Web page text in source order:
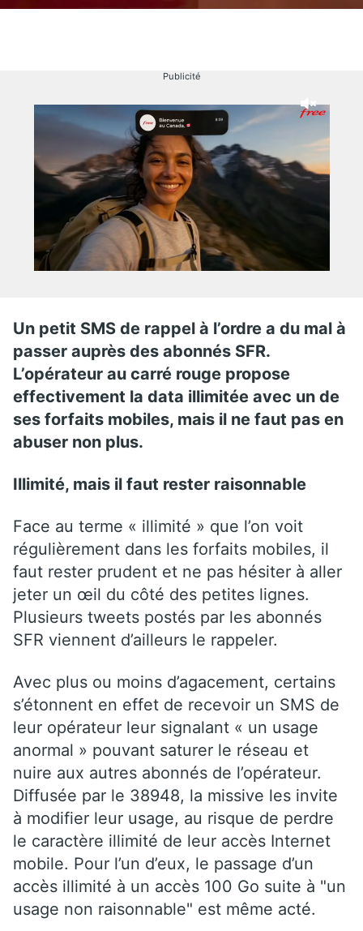
Publicité
Un petit SMS de rappel à l’ordre a du mal à
passer auprès des abonnés SFR.
L’opérateur au carré rouge propose
effectivement la data illimitée avec un de
ses forfaits mobiles, mais il ne faut pas en
abuser non plus.
Illimité, mais il faut rester raisonnable
Face au terme « illimité » que l’on voit
régulièrement dans les forfaits mobiles, il
faut rester prudent et ne pas hésiter à aller
jeter un œil du côté des petites lignes.
Plusieurs tweets postés par les abonnés
SFR viennent d’ailleurs le rappeler.
Avec plus ou moins d’agacement, certains
s’étonnent en effet de recevoir un SMS de
leur opérateur leur signalant « un usage
anormal » pouvant saturer le réseau et
nuire aux autres abonnés de l’opérateur.
Diffusée par le 38948, la missive les invite
à modifier leur usage, au risque de perdre
le caractère illimité de leur accès Internet
mobile. Pour l’un d’eux, le passage d’un
accès illimité à un accès 100 Go suite à "un
usage non raisonnable" est même acté.